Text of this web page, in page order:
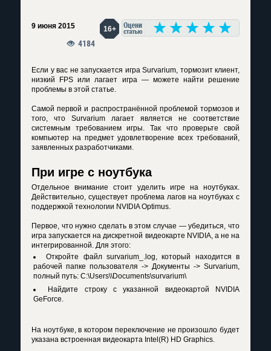
9 июня 2015 16+
4184
Если у вас не запускается игра Survarium, тормозит клиент,
низкий FPS или лагает игра — можете найти решение
проблемы в этой статье.
Самой первой и распространённой проблемой тормозов и
того, что Survarium лагает является не соответствие
системным требованием игры. Так что проверьте свой
компьютер на предмет удовлетворение всех требований,
заявленных разработчиками.
При игре с ноутбука
Отдельное внимание стоит уделить игре на ноутбуках.
Действительно, существует проблема лагов на ноутбуках с
поддержкой технологии NVIDIA Optimus.
Первое, что нужно сделать в этом случае — убедиться, что
игра запускается на дискретной видеокарте NVIDIA, а не на
интегрированной. Для этого:
Откройте файл survarium_ .log, который находится в
рабочей папке пользователя -> Документы -> Survarium,
полный путь: C:\Users\\Documents\survarium\
Найдите строкус указанной видеокартой NVIDIA
GeForce.
На ноутбуке, в котором переключение не произошло будет
указана встроенная видеокарта Intel(R) HD Graphics.